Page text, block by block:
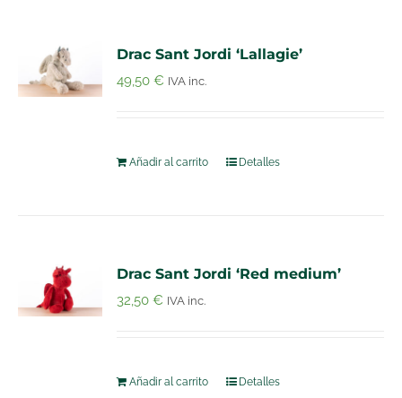
Drac Sant Jordi ‘Lallagie’
49,50€ IVA inc.
Añadir al carrito Detalles
Drac Sant Jordi ‘Red medium’
32,50€ IVA inc.
Añadir al carrito Detalles